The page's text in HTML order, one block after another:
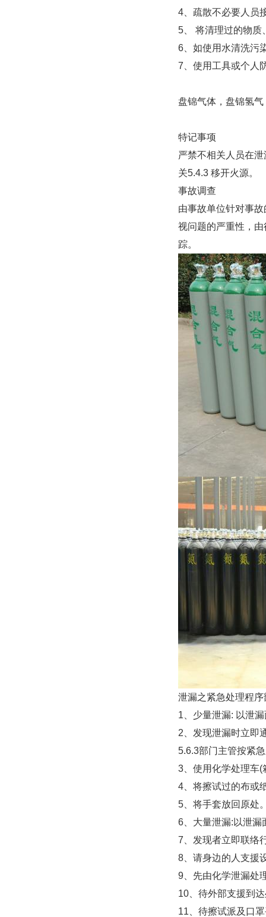
4、疏散不必要人员
5、 将清理过的物质
6、如使用水清洗污
7、使用工具或个人
盘锦气体，盘锦氢
特记事项
严禁不相关人员在
关5.4.3 移开火源。
事故调查
由事故单位针对事
视问题的严重性，
踪。
泄漏之紧急处理程
1、少量泄漏: 以泄
2、发现泄漏时立即
5.6.3部门主管按紧
3、使用化学处理车
4、将擦试过的布或
5、将手套放回原处
6、大量泄漏:以泄漏
7、发现者立即联络
8、请身边的人支援
9、先由化学泄漏处
10、待外部支援到
11、待擦试派及口